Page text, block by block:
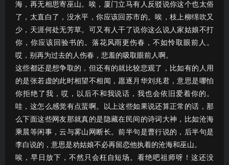
海，再无相思寄巫山。唉，厦门立马有人反驳说你这个也太俗
了，太直白了，没水平，你应该回苏市的。唉，枝上柳绵吹又
少，天涯何处无芳草。可又有人干了说你这么说人家姑娘不打
你，你应该回验书的。落花风雨更伤春，不如怜取眼前人。
哎，别再为过去的人伤春，悲羞的吸取眼前人啊。
这些都还是想争取的，但还有的就比较悲观了，比如有的人用
的是张若虚的此时相望不相闻，愿逐月华刘兆君，意思是哪怕
你拒绝了我，哎，以后不和我说话，我也会依旧爱着你的。
哇，这怎么感觉有点蜚啊。以上这些如果说还算正常的话，那
么下面这些网友那就真的是隐藏在民间的诗词大神，比如沧海
乘晨等闲事，云与雾山网断长。前半句是曹行说的，后半句是
李白说的，意思是劝姑娘不必再留恋他执着的沧海和巫山。
唉，早日放下，不然只会枉自短场。看绝吧祖师呀！这还没